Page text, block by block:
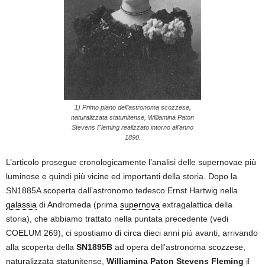
1) Primo piano dell’astronoma scozzese,
naturalizzata statunitense, Williamina Paton
Stevens Fleming realizzato intorno all’anno
1890.
L’articolo prosegue cronologicamente l’analisi delle supernovae più
luminose e quindi più vicine ed importanti della storia. Dopo la
SN1885A scoperta dall’astronomo tedesco Ernst Hartwig nella
galassia di Andromeda (prima supernova extragalattica della
storia), che abbiamo trattato nella puntata precedente (vedi
COELUM 269), ci spostiamo di circa dieci anni più avanti, arrivando
alla scoperta della SN1895B ad opera dell’astronoma scozzese,
naturalizzata statunitense, Williamina Paton Stevens Fleming il